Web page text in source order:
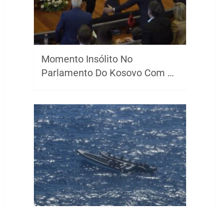
Momento Insólito No
Parlamento Do Kosovo Com …